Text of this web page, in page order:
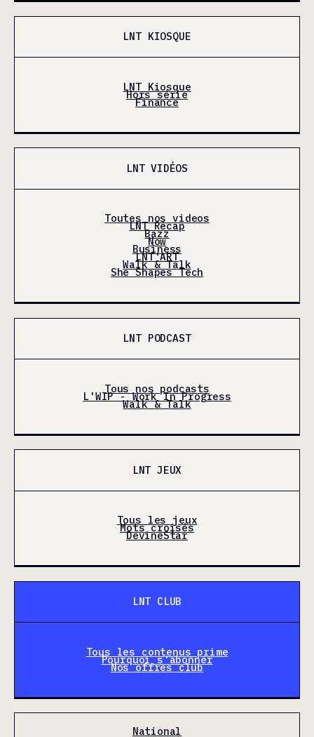
LNT KIOSQUE
LNT Kiosque
Hors série
Finance
LNT VIDÉOS
Toutes nos videos
LNT Récap
Bazz
Now
Business
LNT'ART
Walk & Talk
She Shapes Tech
LNT PODCAST
Tous nos podcasts
L'WIP - Work In Progress
Walk & Talk
LNT JEUX
Tous les jeux
Mots croisés
DevineStar
LNT CLUB
Tous les contenus prime
Pourquoi s'abonner
Nos offres club
National